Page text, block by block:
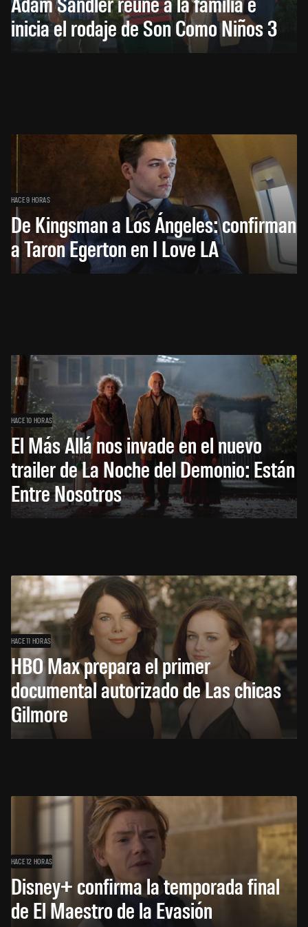
inicia el rodaje de Son Como Niños 3
HACE 9 HORAS
De Kingsman a Los Ángeles: confirman
a Taron Egerton en I Love LA
HACE 10 HORAS
El Más Allá nos invade en el nuevo
trailer de La Noche del Demonio: Están
Entre Nosotros
HACE 11 HORAS
HBO Max prepara el primer
documental autorizado de Las chicas
Gilmore
HACE 12 HORAS
Disney+ confirma la temporada final
de El Maestro de la Evasión